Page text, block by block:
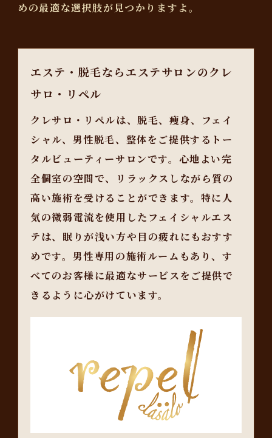
めの最適な選択肢が見つかりますよ。
エステ・脱毛ならエステサロンのクレ
サロ・リペル
クレサロ・リペルは、脱毛、痩身、フェイ
シャル、男性脱毛、整体をご提供するトー
タルビューティーサロンです。心地よい完
全個室の空間で、リラックスしながら質の
高い施術を受けることができます。特に人
気の微弱電流を使用したフェイシャルエス
テは、眠りが浅い方や目の疲れにもおすす
めです。男性専用の施術ルームもあり、す
べてのお客様に最適なサービスをご提供で
きるように心がけています。